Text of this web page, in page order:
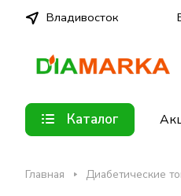
Владивосток
Каталог
Главная Диабетические